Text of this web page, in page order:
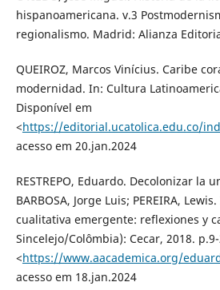
hispanoamericana. v.3
regionalismo. Madrid: Alianza
QUEIROZ, Marcos Vinícius. Caribe
modernidad. In: Cultura
Disponível em
<https://editorial.ucatolica.edu.co/
acesso em 20.jan.2024
RESTREPO, Eduardo. Decolonizar la
BARBOSA, Jorge Luis; PEREIRA,
cualitativa emergente: reflexiones y
Sincelejo/Colômbia): Cecar, 2018.
<https://www.aacademica.org/
acesso em 18.jan.2024